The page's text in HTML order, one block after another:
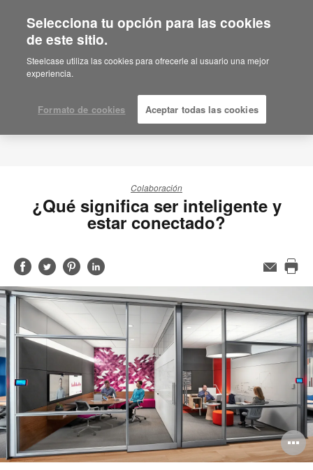
Colaboración
¿Qué significa ser inteligente y
estar conectado?
Compartir
en
Facebook
Compartir
en
Twitter
Compartir
en
Pinterest
Compartir
en
Linked-
in
Email
Selecciona tu opción para las cookies
de este sitio.
Steelcase utiliza las cookies para ofrecerle al usuario una mejor
experiencia.
Formato de cookies Aceptar todas las cookies